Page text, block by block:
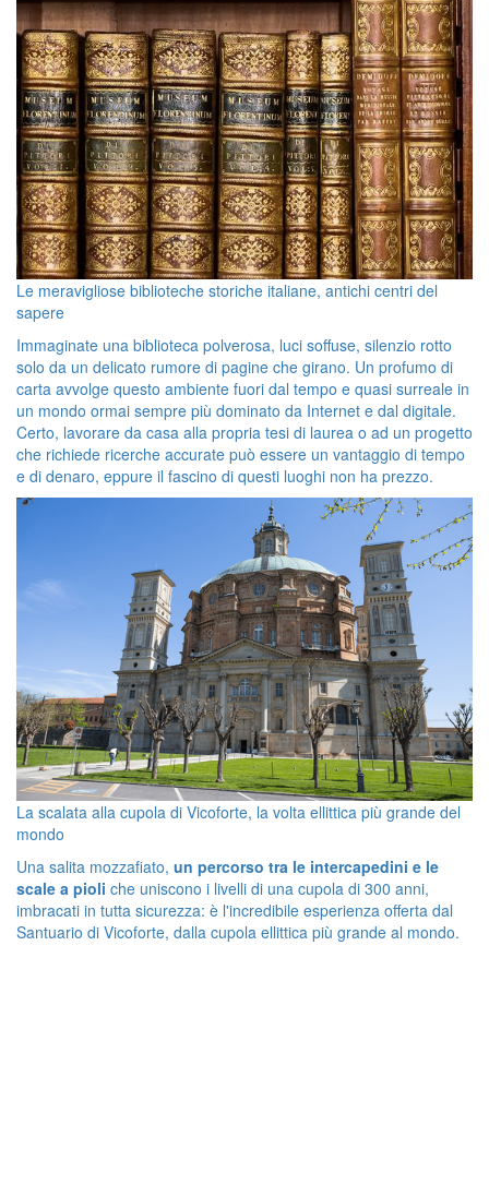
Le meravigliose biblioteche storiche italiane, antichi centri del
sapere
Immaginate una biblioteca polverosa, luci soffuse, silenzio rotto
solo da un delicato rumore di pagine che girano. Un profumo di
carta avvolge questo ambiente fuori dal tempo e quasi surreale in
un mondo ormai sempre più dominato da Internet e dal digitale.
Certo, lavorare da casa alla propria tesi di laurea o ad un progetto
che richiede ricerche accurate può essere un vantaggio di tempo
e di denaro, eppure il fascino di questi luoghi non ha prezzo.
La scalata alla cupola di Vicoforte, la volta ellittica più grande del
mondo
Una salita mozzafiato, un percorso tra le intercapedini e le
scale a pioli che uniscono i livelli di una cupola di 300 anni,
imbracati in tutta sicurezza: è l'incredibile esperienza offerta dal
Santuario di Vicoforte, dalla cupola ellittica più grande al mondo.